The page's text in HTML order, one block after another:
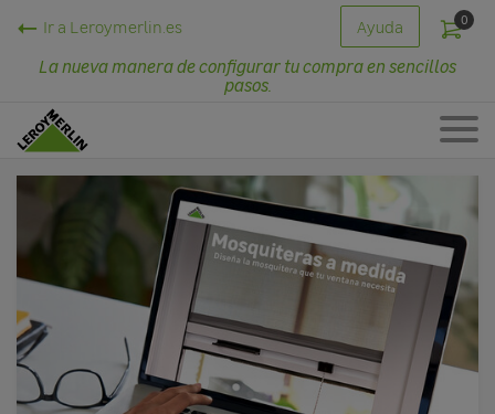
Ir a Leroymerlin.es Ayuda 0
La nueva manera de configurar tu compra en sencillos
pasos.